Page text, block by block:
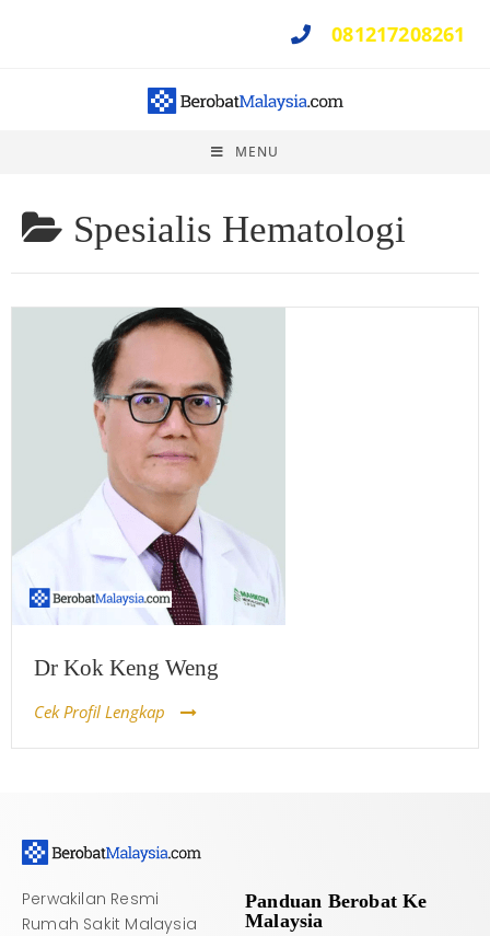
081217208261
MENU
Spesialis Hematologi
Dr Kok Keng Weng
Cek Profil Lengkap
Perwakilan Resmi
Rumah Sakit Malaysia
Panduan Berobat Ke
Malaysia